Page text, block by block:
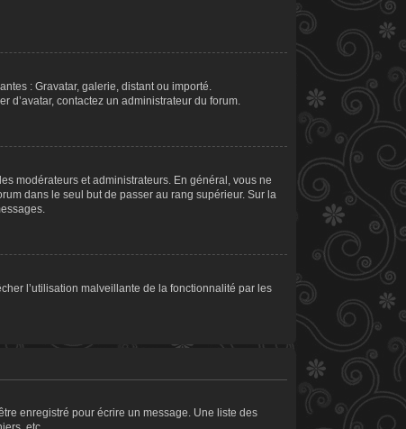
: Gravatar, galerie, distant ou importé.
d’avatar, contactez un administrateur du forum.
modérateurs et administrateurs. En général, vous ne
dans le seul but de passer au rang supérieur. Sur la
l’utilisation malveillante de la fonctionnalité par les
enregistré pour écrire un message. Une liste des